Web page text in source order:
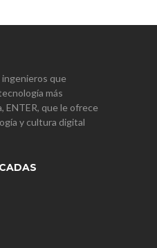
que
más
ENTER, que le ofrece
y cultura digital